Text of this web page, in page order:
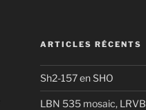
ARTICLES RÉCENTS
Sh2-157 en SHO
LBN 535 mosaic, LRVB